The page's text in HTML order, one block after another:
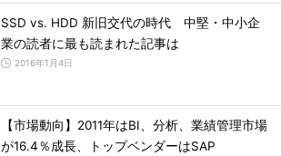
SSD vs. HDD 新旧交代の時代 中堅・中小企
業の読者に最も読まれた記事は
2016年1月4日
【市場動向】2011年はBI、分析、業績管理市場
が16.4％成長、トップベンダーはSAP